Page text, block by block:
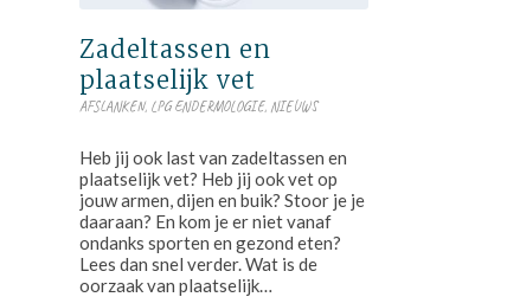
Zadeltassen en
plaatselijk vet
AFSLANKEN, LPG ENDERMOLOGIE, NIEUWS
Heb jij ook last van zadeltassen en
plaatselijk vet? Heb jij ook vet op
jouw armen, dijen en buik? Stoor je je
daaraan? En kom je er niet vanaf
ondanks sporten en gezond eten?
Lees dan snel verder. Wat is de
oorzaak van plaatselijk…